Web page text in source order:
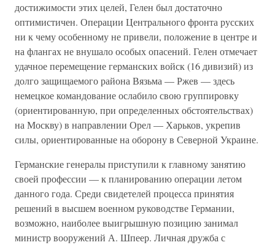
достижимости этих целей, Гелен был достаточно
оптимистичен. Операции Центрального фронта русских
ни к чему особенному не привели, положение в центре и
на флангах не внушало особых опасений. Гелен отмечает
удачное перемещение германских войск (16 дивизий) из
долго защищаемого района Вязьма — Ржев — здесь
немецкое командование ослабило свою группировку
(ориентированную, при определенных обстоятельствах)
на Москву) в направлении Орел — Харьков, укрепив
силы, ориентированные на оборону в Северной Украине.
Германские генералы приступили к главному занятию
своей профессии — к планированию операции летом
данного года. Среди свидетелей процесса принятия
решений в высшем военном руководстве Германии,
возможно, наиболее выигрышную позицию занимал
министр вооружений А. Шпеер. Личная дружба с